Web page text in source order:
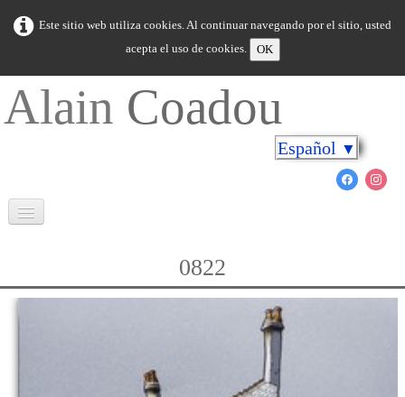
Este sitio web utiliza cookies. Al continuar navegando por el sitio, usted
acepta el uso de cookies.
OK
Alain Coadou
Español ▼
Cabo sobre las orillas
0822